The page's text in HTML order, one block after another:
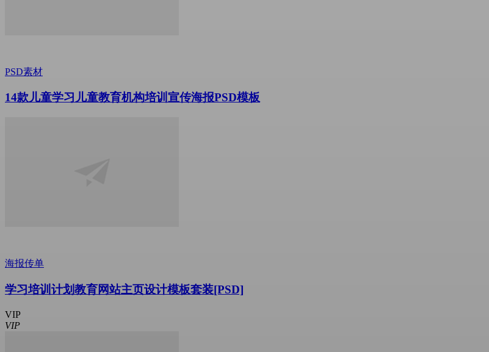
PSD素材
14款儿童学习儿童教育机构培训宣传海报PSD模板
海报传单
学习培训计划教育网站主页设计模板套装[PSD]
VIP
VIP